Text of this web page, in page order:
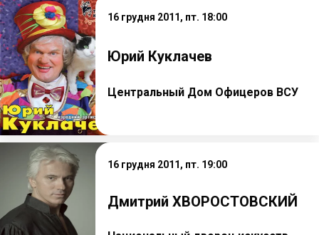
16 грудня 2011, пт. 18:00
Юрий Куклачев
Центральный Дом Офицеров ВСУ
16 грудня 2011, пт. 19:00
Дмитрий ХВОРОСТОВСКИЙ